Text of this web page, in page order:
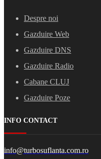
Despre noi
Gazduire Web
Gazduire DNS
Gazduire Radio
Cabane CLUJ
Gazduire Poze
INFO CONTACT
info@turbosuflanta.com.ro